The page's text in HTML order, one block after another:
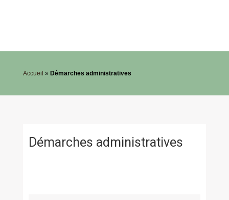
Accueil » Démarches administratives
Démarches administratives